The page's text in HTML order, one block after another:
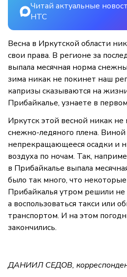
Читай актуальные
НТС
Весна в Иркутской области
свои права. В регионе за
выпала месячная норма
зима никак не покинет наш
капризы сказываются на
Прибайкалье, узнаете в
Иркутск этой весной никак
снежно-ледяного плена.
непрекращающееся осадки и
воздуха по ночам. Так,
в Прибайкалье выпала
было так много, что
Прибайкалья утром решили
а воспользоваться такси или
транспортом. И на этом
закончились.
ДАНИИЛ СЕДОВ,